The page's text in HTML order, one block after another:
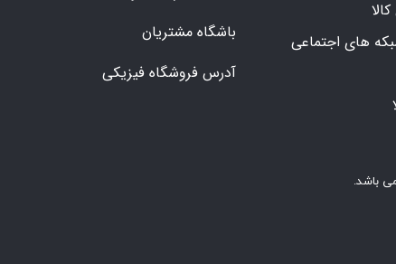
باشد.
باشگاه مشتریان
آدرس فروشگاه فیزیکی
های اجتماعی